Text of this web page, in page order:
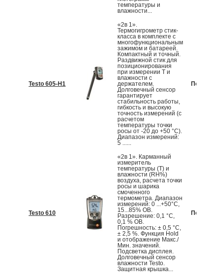
температуры и
влажности...
Testo 605-H1
«2в 1».
Термогигрометр стик-
класса в комплекте с
многофункциональным
зажимом и батареей.
Компактный и точный.
Раздвижной стик для
позиционирования
при измерении T и
влажности с
держателем.
Долговечный сенсор
гарантирует
стабильность работы,
гибкость и высокую
точность измерений (с
расчетом
температуры точки
росы от -20 до +50 °C).
Диапазон измерений:
5 ......
По
Testo 610
«2в 1». Карманный
измеритель
температуры (T) и
влажности (RH%)
воздуха, расчета точки
росы и шарика
смоченного
термометра. Диапазон
измерений: 0 ...+50°С,
15...85% ОВ.
Разрешение: 0,1 °С,
0,1 % ОВ.
Погрешность: ± 0,5 °C,
± 2,5 %. Функция Hold
и отображение Макс./
Мин. значений.
Подсветка дисплея.
Долговечный сенсор
влажности Testo.
Защитная крышка...
По